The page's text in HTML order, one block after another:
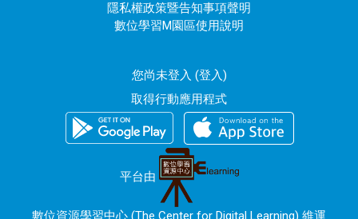
隱私權政策暨告知事項聲明
數位學習M園區使用說明
您尚未登入 (登入)
取得行動應用程式
平台由
數位資源學習中心 (The Center for Digital Learning) 維運